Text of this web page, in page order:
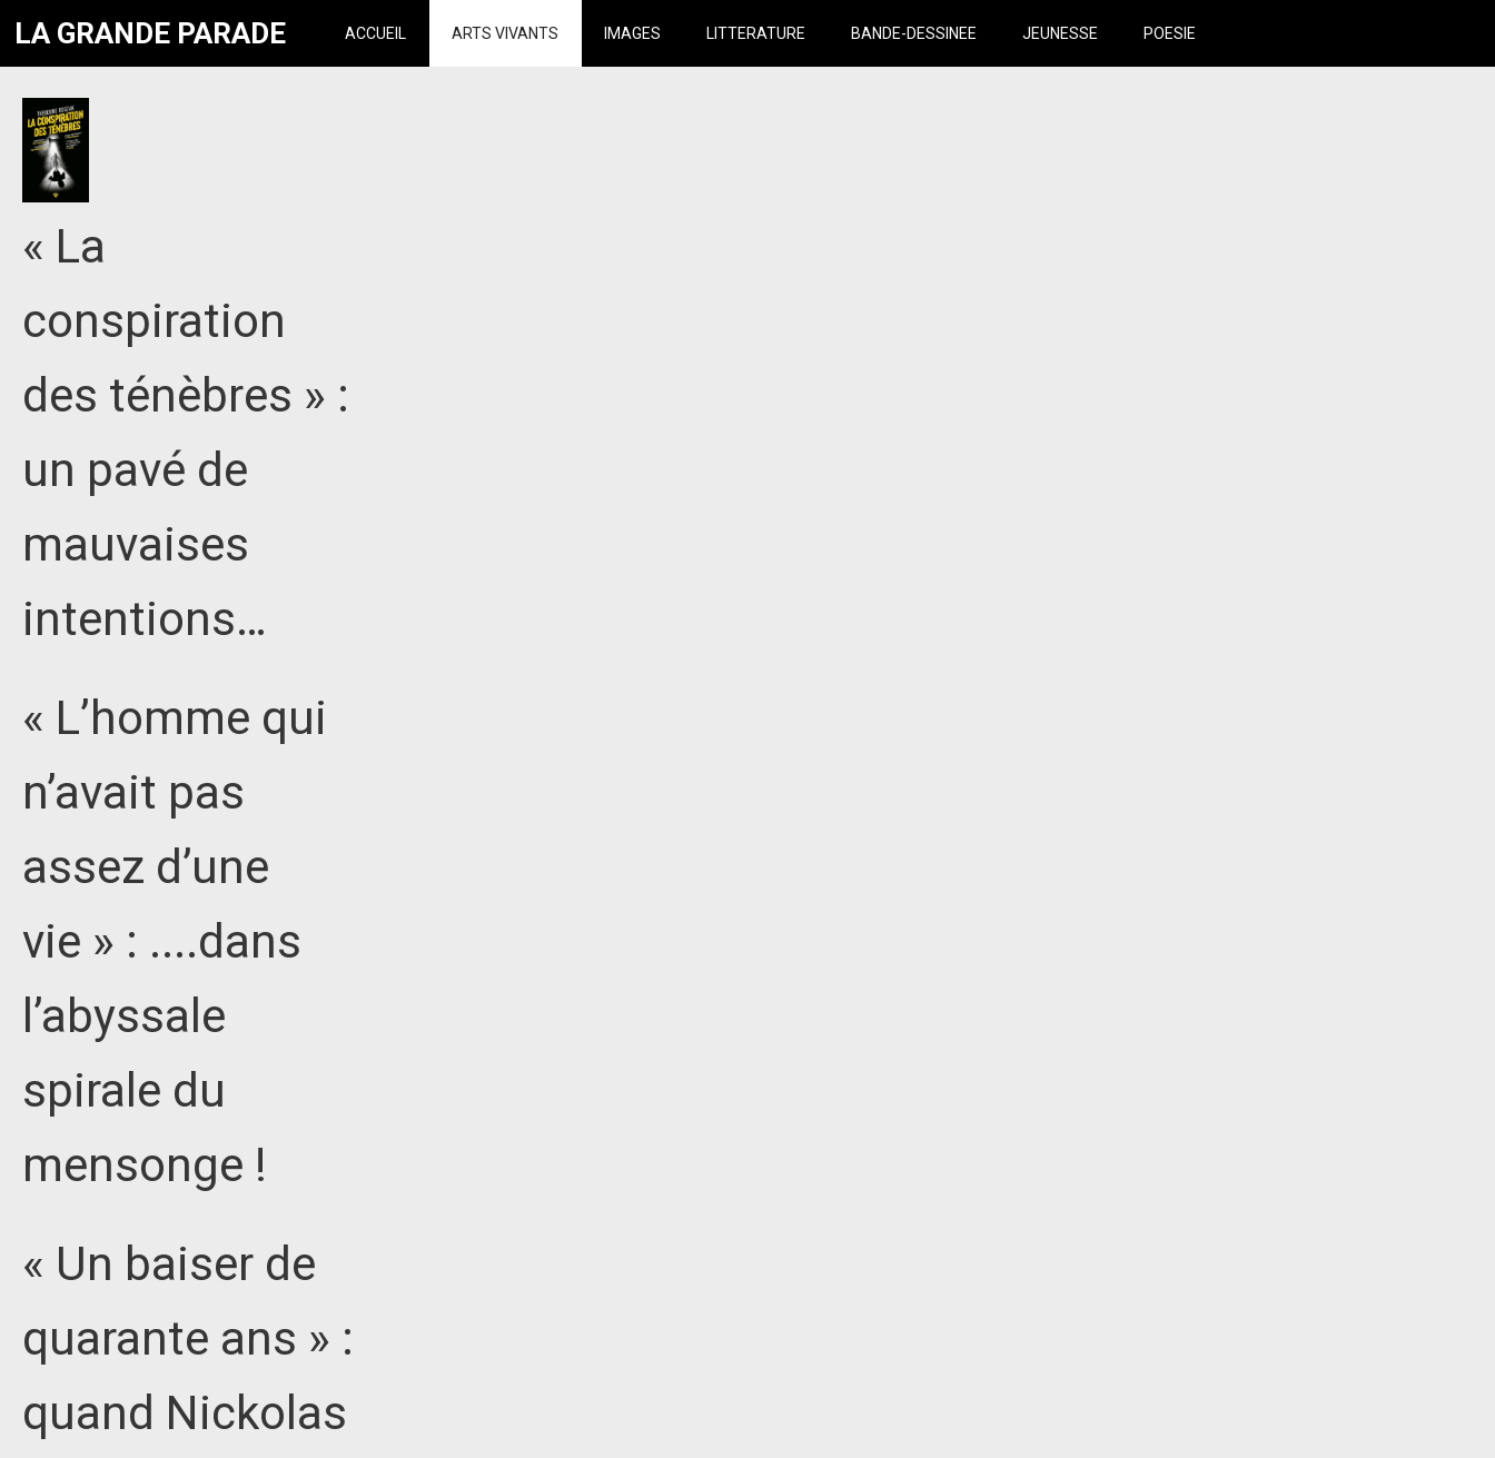
LA GRANDE PARADE ACCUEIL ARTS VIVANTS IMAGES LITTERATURE BANDE-DESSINEE JEUNESSE POESIE
« La
conspiration
des ténèbres » :
un pavé de
mauvaises
intentions…
« L’homme qui
n’avait pas
assez d’une
vie » : ....dans
l’abyssale
spirale du
mensonge !
« Un baiser de
quarante ans » :
quand Nickolas